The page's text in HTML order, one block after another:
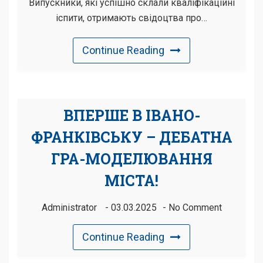
Випускники, які успішно склали кваліфікаційні
іспити, отримають свідоцтва про…
Continue Reading
ВПЕРШЕ В ІВАНО-
ФРАНКІВСЬКУ – ДЕБАТНА
ГРА-МОДЕЛЮВАННЯ
МІСТА!
Administrator 03.03.2025 No Comment
Continue Reading